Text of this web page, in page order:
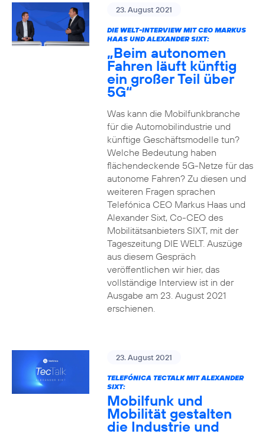
23. August 2021
DIE WELT-INTERVIEW MIT CEO MARKUS
HAAS UND ALEXANDER SIXT:
„Beim autonomen
Fahren läuft künftig
ein großer Teil über
5G“
Was kann die Mobilfunkbranche
für die Automobilindustrie und
künftige Geschäftsmodelle tun?
Welche Bedeutung haben
flächendeckende 5G-Netze für das
autonome Fahren? Zu diesen und
weiteren Fragen sprachen
Telefónica CEO Markus Haas und
Alexander Sixt, Co-CEO des
Mobilitätsanbieters SIXT, mit der
Tageszeitung DIE WELT. Auszüge
aus diesem Gespräch
veröffentlichen wir hier, das
vollständige Interview ist in der
Ausgabe am 23. August 2021
erschienen.
23. August 2021
TELEFÓNICA TECTALK MIT ALEXANDER
SIXT:
Mobilfunk und
Mobilität gestalten
die Industrie und